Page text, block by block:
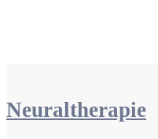
Neuraltherapie